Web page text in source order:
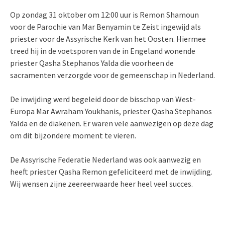
Op zondag 31 oktober om 12:00 uur is Remon Shamoun
voor de Parochie van Mar Benyamin te Zeist ingewijd als
priester voor de Assyrische Kerk van het Oosten. Hiermee
treed hij in de voetsporen van de in Engeland wonende
priester Qasha Stephanos Yalda die voorheen de
sacramenten verzorgde voor de gemeenschap in Nederland.
De inwijding werd begeleid door de bisschop van West-
Europa Mar Awraham Youkhanis, priester Qasha Stephanos
Yalda en de diakenen. Er waren vele aanwezigen op deze dag
om dit bijzondere moment te vieren.
De Assyrische Federatie Nederland was ook aanwezig en
heeft priester Qasha Remon gefeliciteerd met de inwijding.
Wij wensen zijne zeereerwaarde heer heel veel succes.